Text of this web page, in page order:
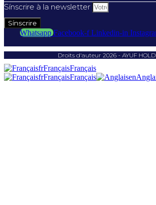
Sínscrire à la newsletter
Sínscrire
Whatsapp Facebook-f Linkedin-in
Droits d'auteur 2026 - AYUF
frFrançaisFrançais
frFrançaisFrançais en